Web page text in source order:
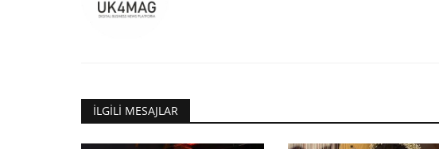
İLGILI MESAJLAR